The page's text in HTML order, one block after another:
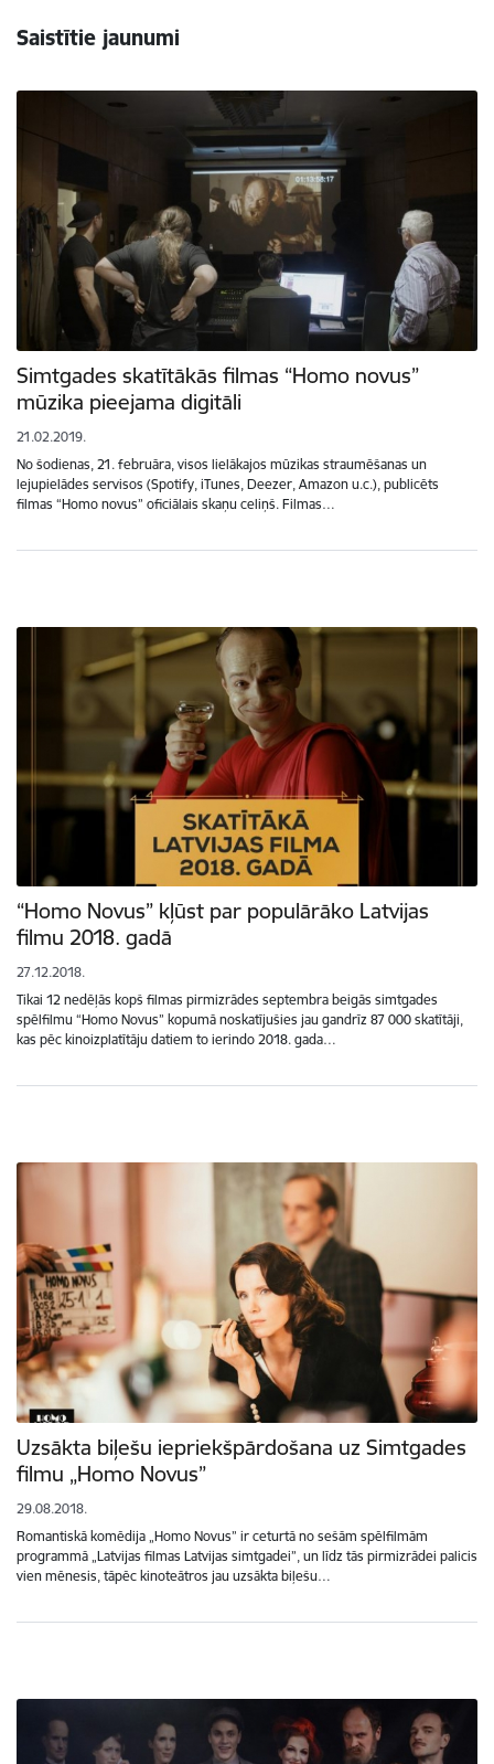
Saistītie jaunumi
Simtgades skatītākās filmas “Homo novus”
mūzika pieejama digitāli
21.02.2019.
No šodienas, 21. februāra, visos lielākajos mūzikas straumēšanas un
lejupielādes servisos (Spotify, iTunes, Deezer, Amazon u.c.), publicēts
filmas “Homo novus” oficiālais skaņu celiņš. Filmas…
“Homo Novus” kļūst par populārāko Latvijas
filmu 2018. gadā
27.12.2018.
Tikai 12 nedēļās kopš filmas pirmizrādes septembra beigās simtgades
spēlfilmu “Homo Novus” kopumā noskatījušies jau gandrīz 87 000 skatītāji,
kas pēc kinoizplatītāju datiem to ierindo 2018. gada…
Uzsākta biļešu iepriekšpārdošana uz Simtgades
filmu „Homo Novus”
29.08.2018.
Romantiskā komēdija „Homo Novus” ir ceturtā no sešām spēlfilmām
programmā „Latvijas filmas Latvijas simtgadei”, un līdz tās pirmizrādei palicis
vien mēnesis, tāpēc kinoteātros jau uzsākta biļešu…